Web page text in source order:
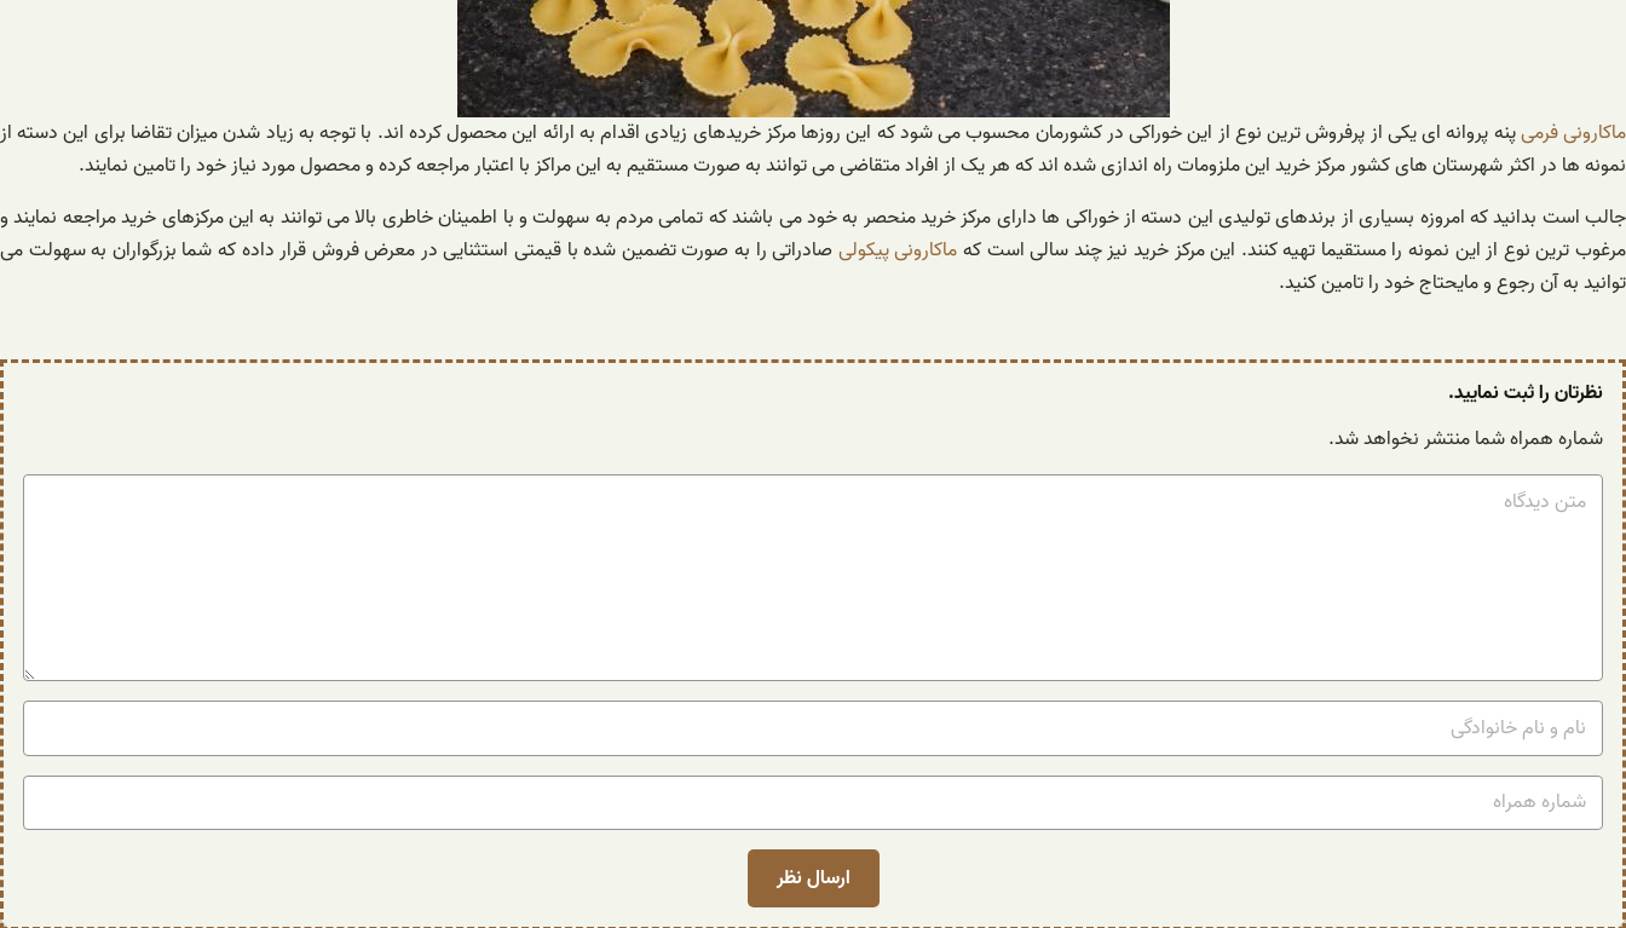
ماکارونی فرمیپنه پروانه ای یکی از پرفروش ترین نوع از این خوراکی در کشورمان محسوب می شود که این روزها مرکز خریدهای زیادی اقدام به ارائه این محصول کرده اند. با توجه به زیاد شدن میزان تقاضا برای این دسته از
نمونه ها در اکثر شهرستان های کشور مرکز خرید این ملزومات راه اندازی شده اند که هر یک از افراد متقاضی می توانند به صورت مستقیم به این مراکز با اعتبار مراجعه کرده و محصول مورد نیاز خود را تامین نمایند.
جالب است بدانید که امروزه بسیاری از برندهای تولیدی این دسته از خوراکی ها دارای مرکز خرید منحصر به خود می باشند که تمامی مردم به سهولت و با اطمینان خاطری بالا می توانند به این مرکزهای خرید مراجعه نمایند و
مرغوب ترین نوع از این نمونه را مستقیما تهیه کنند. این مرکز خرید نیز چند سالی است کهماکارونی پیکولیصادراتی را به صورت تضمین شده با قیمتی استثنایی در معرض فروش قرار داده که شما بزرگواران به سهولت می
توانید به آن رجوع و مایحتاج خود را تامین کنید.
نظرتان را ثبت نمایید.
شماره همراه شما منتشر نخواهد شد.